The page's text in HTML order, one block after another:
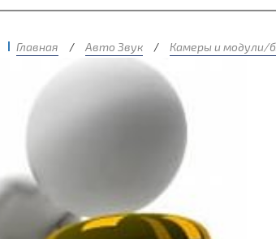
Главная / Авто Звук / Камеры и модули/